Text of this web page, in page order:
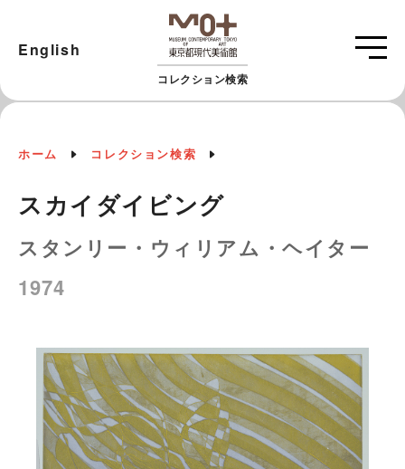
コレクション検索
English
ホーム コレクション検索
スカイダイビング
スタンリー・ウィリアム・ヘイター
1974